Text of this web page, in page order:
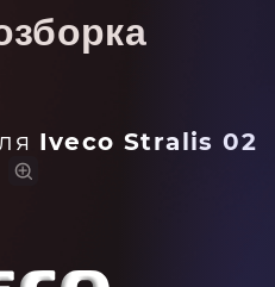
Iveco Stralis 02